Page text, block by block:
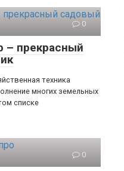
0
– прекрасный
техника
многих земельных
списке
0